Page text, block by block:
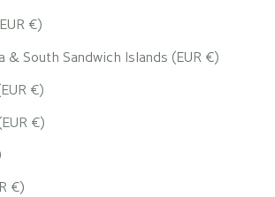
€)
& South Sandwich Islands (EUR €)
€)
€)
€)